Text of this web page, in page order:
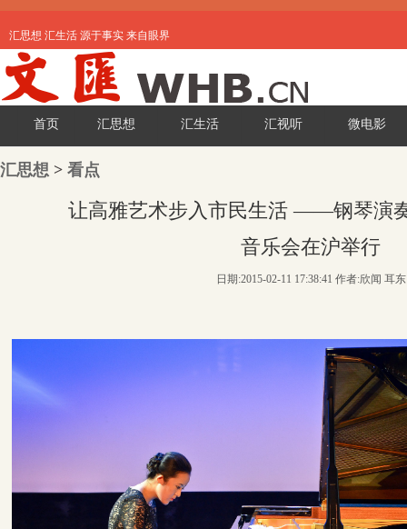
汇思想 汇生活 源于事实 来自眼界
首页 汇思想 汇生活 汇视听 微电影
汇思想 > 看点
让高雅艺术步入市民生活 ——钢琴演
音乐会在沪举行
日期:2015-02-11 17:38:41 作者:欣闻 耳东